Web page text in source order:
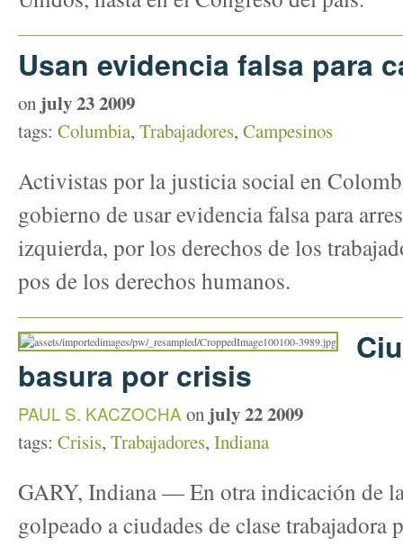
Usan evidencia falsa para
on july 23 2009
tags: Columbia, Trabajadores, Campesinos
Activistas por la justicia social en
gobierno de usar evidencia falsa para
izquierda, por los derechos de los
pos de los derechos humanos.
basura por crisis
PAUL S. KACZOCHA on july 22 2009
tags: Crisis, Trabajadores, Indiana
GARY, Indiana — En otra indicación de
golpeado a ciudades de clase trabajadora